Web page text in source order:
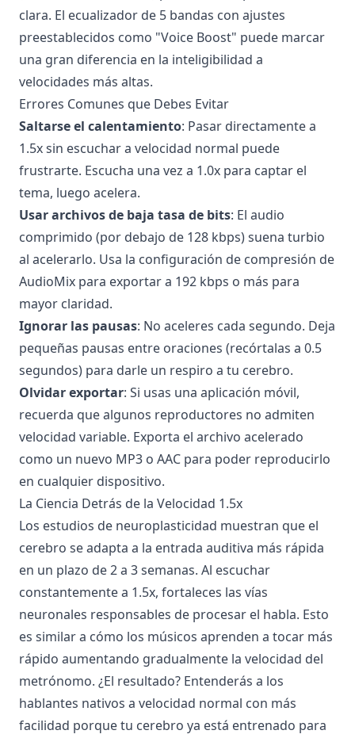
clara. El ecualizador de 5 bandas con ajustes
preestablecidos como "Voice Boost" puede marcar
una gran diferencia en la inteligibilidad a
velocidades más altas.
Errores Comunes que Debes Evitar
Saltarse el calentamiento: Pasar directamente a
1.5x sin escuchar a velocidad normal puede
frustrarte. Escucha una vez a 1.0x para captar el
tema, luego acelera.
Usar archivos de baja tasa de bits: El audio
comprimido (por debajo de 128 kbps) suena turbio
al acelerarlo. Usa la configuración de compresión de
AudioMix para exportar a 192 kbps o más para
mayor claridad.
Ignorar las pausas: No aceleres cada segundo. Deja
pequeñas pausas entre oraciones (recórtalas a 0.5
segundos) para darle un respiro a tu cerebro.
Olvidar exportar: Si usas una aplicación móvil,
recuerda que algunos reproductores no admiten
velocidad variable. Exporta el archivo acelerado
como un nuevo MP3 o AAC para poder reproducirlo
en cualquier dispositivo.
La Ciencia Detrás de la Velocidad 1.5x
Los estudios de neuroplasticidad muestran que el
cerebro se adapta a la entrada auditiva más rápida
en un plazo de 2 a 3 semanas. Al escuchar
constantemente a 1.5x, fortaleces las vías
neuronales responsables de procesar el habla. Esto
es similar a cómo los músicos aprenden a tocar más
rápido aumentando gradualmente la velocidad del
metrónomo. ¿El resultado? Entenderás a los
hablantes nativos a velocidad normal con más
facilidad porque tu cerebro ya está entrenado para